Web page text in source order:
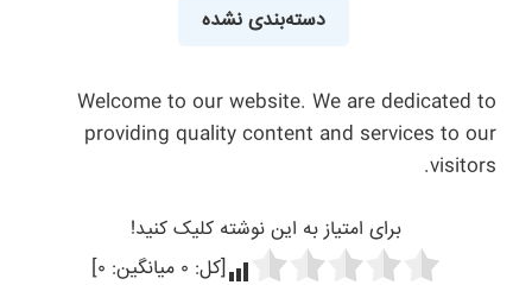
دسته‌بندی نشده
Welcome to our website. We are dedicated to
providing quality content and services to our
visitors.
برای امتیاز به این نوشته کلیک کنید!
[کل: ۰ میانگین: ۰]